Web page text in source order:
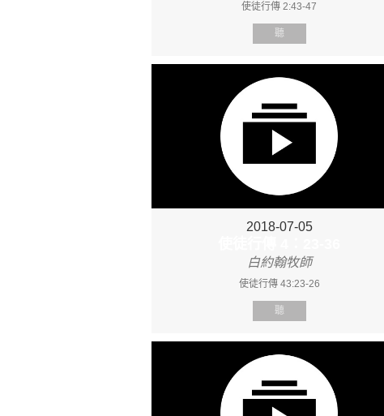
使徒行傳 2:43-47
聽
2018-07-05
白約翰牧師
使徒行傳 43:23-26
聽